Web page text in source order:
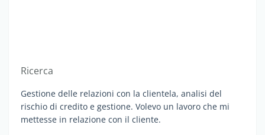
Ricerca
Gestione delle relazioni con la clientela, analisi del
rischio di credito e gestione. Volevo un lavoro che mi
mettesse in relazione con il cliente.